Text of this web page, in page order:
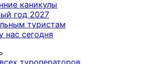
каникулы
год 2027
туристам
нас сегодня